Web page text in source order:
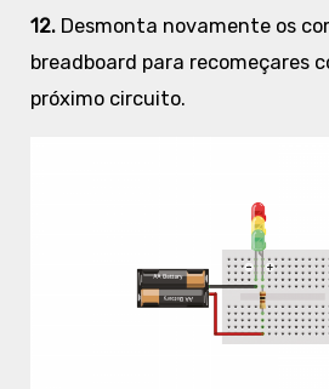
12. Desmonta novamente os
breadboard para recomeçares
próximo circuito.